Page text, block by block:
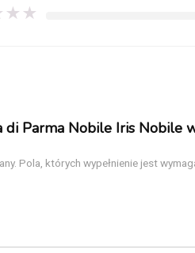
★ ★
di Parma Nobile Iris Nobile
Pola, których wypełnienie jest